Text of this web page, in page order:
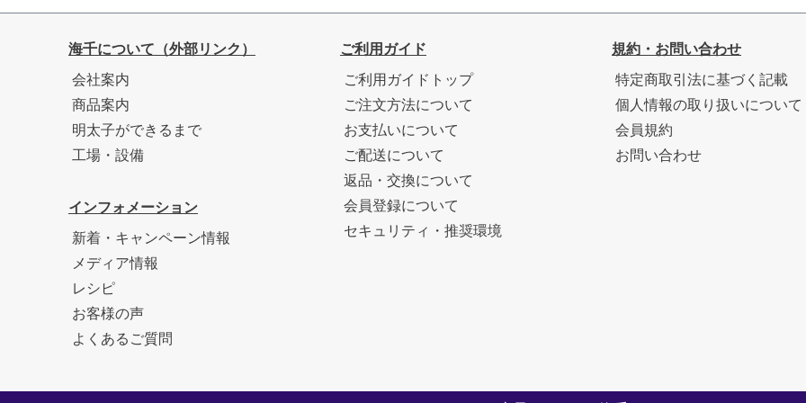
海千について（外部リンク）
会社案内
商品案内
明太子ができるまで
工場・設備
インフォメーション
新着・キャンペーン情報
メディア情報
レシピ
お客様の声
よくあるご質問
ご利用ガイド
ご利用ガイドトップ
ご注文方法について
お支払いについて
ご配送について
返品・交換について
会員登録について
セキュリティ・推奨環境
規約・お問い合わせ
特定商取引法に基づく記載
個人情報の取り扱いについて
会員規約
お問い合わせ